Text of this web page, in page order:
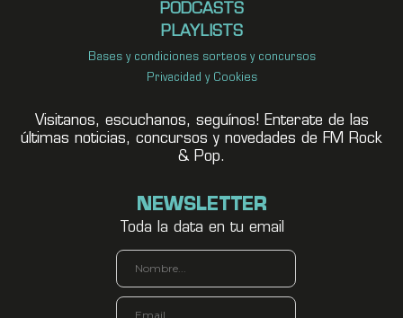
PODCASTS
PLAYLISTS
Bases y condiciones sorteos y concursos
Privacidad y Cookies
Visitanos, escuchanos, seguínos! Enterate de las
últimas noticias, concursos y novedades de FM Rock
& Pop.
NEWSLETTER
Toda la data en tu email